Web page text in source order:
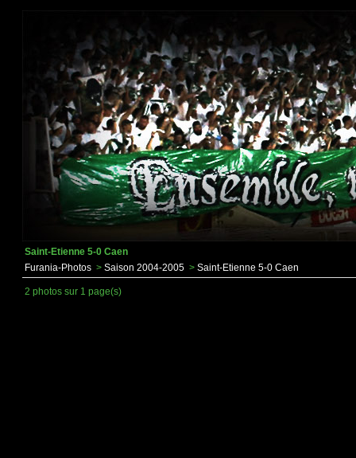
Saint-Etienne 5-0 Caen
Furania-Photos > Saison 2004-2005 > Saint-Etienne 5-0 Caen
2 photos sur 1 page(s)